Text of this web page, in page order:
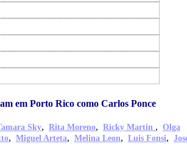
em Porto Rico como Carlos Ponce
Sky, Rita Moreno, Ricky Martin , Olga
, Miguel Arteta, Melina Leon, Luis Fonsi,